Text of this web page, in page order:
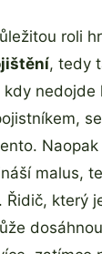
roli
, tedy
kdy nedojde
malus,
Řidič, který